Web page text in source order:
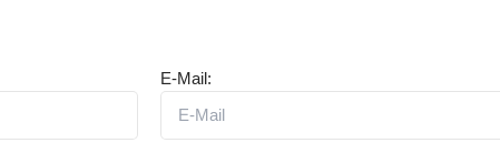
E-Mail: